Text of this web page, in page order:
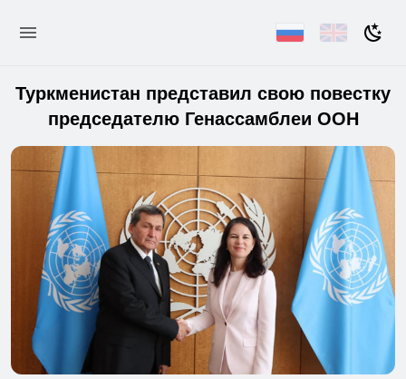
Туркменистан представил свою повестку
председателю Генассамблеи ООН